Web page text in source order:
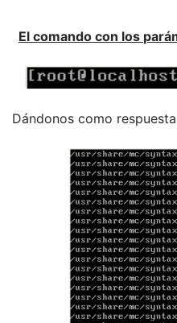
El comando con los
Dándonos como